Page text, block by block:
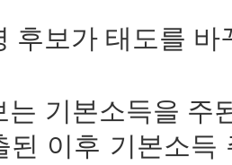
후보가 태도를
는 기본소득을 주
된 이후 기본소